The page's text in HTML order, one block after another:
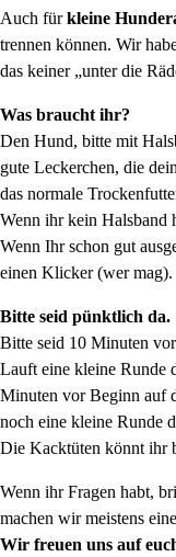
Auch fürkleine
trennen können. Wir
das keiner „unter die
Was braucht ihr?
Den Hund, bitte mit
gute Leckerchen, die
das normale
Wenn ihr kein Halsband
Wenn Ihr schon gut
einen Klicker (wer mag).
Bitte seid pünktlich da.
Bitte seid 10 Minuten
Lauft eine kleine Runde
Minuten vor Beginn auf
noch eine kleine Runde
Die Kacktüten könnt ihr
Wenn ihr Fragen habt,
machen wir meistens
Wir freuen uns auf